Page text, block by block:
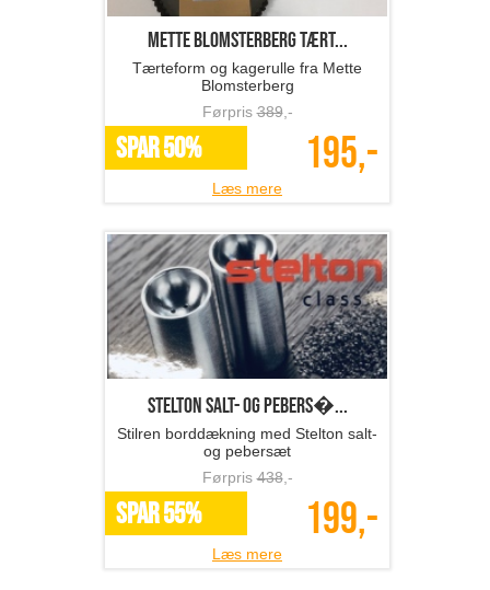
Mette Blomsterberg tært...
Tærteform og kagerulle fra Mette
Blomsterberg
Førpris389,-
SPAR 50% 195,-
Læs mere
Stelton salt- og pebers�...
Stilren borddækning med Stelton salt-
og pebersæt
Førpris438,-
SPAR 55% 199,-
Læs mere